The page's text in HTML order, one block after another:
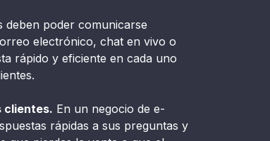
deben poder comunicarse
electrónico, chat en vivo o
rápido y eficiente en cada uno
clientes. En un negocio de e-
rápidas a sus preguntas y